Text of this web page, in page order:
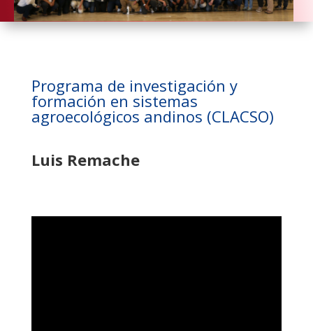
Programa de investigación y
formación en sistemas
agroecológicos andinos (CLACSO)
Luis Remache